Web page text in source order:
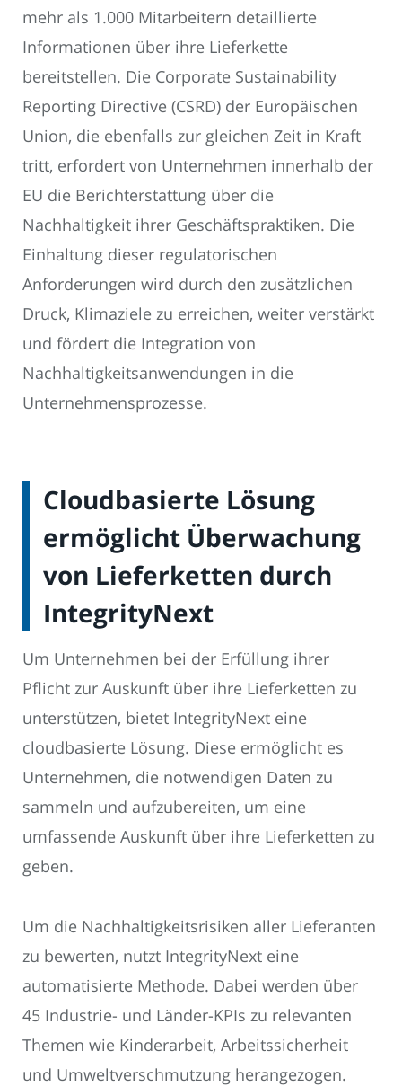
mehr als 1.000 Mitarbeitern detaillierte
Informationen über ihre Lieferkette
bereitstellen. Die Corporate Sustainability
Reporting Directive (CSRD) der Europäischen
Union, die ebenfalls zur gleichen Zeit in Kraft
tritt, erfordert von Unternehmen innerhalb der
EU die Berichterstattung über die
Nachhaltigkeit ihrer Geschäftspraktiken. Die
Einhaltung dieser regulatorischen
Anforderungen wird durch den zusätzlichen
Druck, Klimaziele zu erreichen, weiter verstärkt
und fördert die Integration von
Nachhaltigkeitsanwendungen in die
Unternehmensprozesse.
Cloudbasierte Lösung
ermöglicht Überwachung
von Lieferketten durch
IntegrityNext
Um Unternehmen bei der Erfüllung ihrer
Pflicht zur Auskunft über ihre Lieferketten zu
unterstützen, bietet IntegrityNext eine
cloudbasierte Lösung. Diese ermöglicht es
Unternehmen, die notwendigen Daten zu
sammeln und aufzubereiten, um eine
umfassende Auskunft über ihre Lieferketten zu
geben.
Um die Nachhaltigkeitsrisiken aller Lieferanten
zu bewerten, nutzt IntegrityNext eine
automatisierte Methode. Dabei werden über
45 Industrie- und Länder-KPIs zu relevanten
Themen wie Kinderarbeit, Arbeitssicherheit
und Umweltverschmutzung herangezogen.